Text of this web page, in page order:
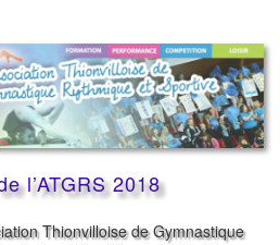
l’ATGRS 2018
Thionvilloise de Gymnastique